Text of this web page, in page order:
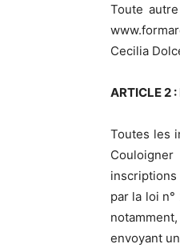
Toute
Cecilia
ARTICLE 2
Toutes les
inscriptions
par la loi
envoyant